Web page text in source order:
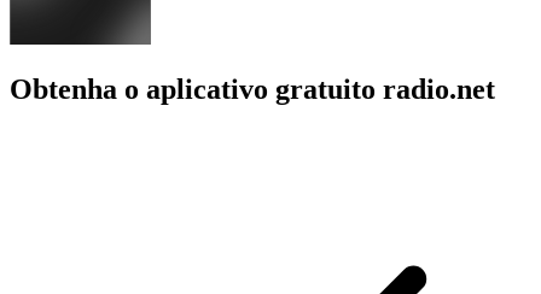
Obtenha o aplicativo gratuito radio.net